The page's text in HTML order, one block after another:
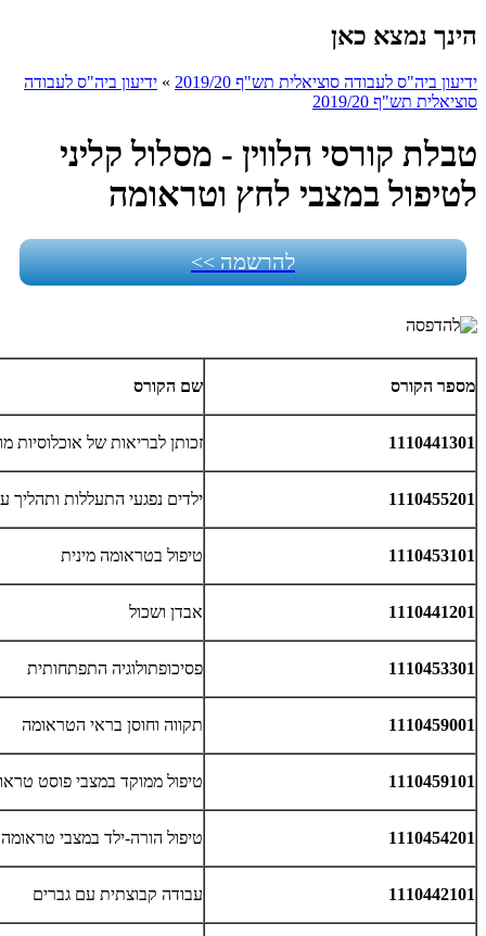
הינך נמצא כאן
ידיעון ביה"ס לעבודה סוציאלית תש"ף 2019/20 » ידיעון ביה"ס לעבודה
סוציאלית תש"ף 2019/20
טבלת קורסי הלווין - מסלול קליני
לטיפול במצבי לחץ וטראומה
להרשמה >>
מספר הקורס שם הקורס
1110441301 זכותן לבריאות של אוכלוסיות
1110455201 ילדים נפגעי התעללות ותהליך
1110453101 טיפול בטראומה מינית
1110441201 אבדן ושכול
1110453301 פסיכופתולוגיה התפתחותית
1110459001 תקווה וחוסן בראי הטראומה
1110459101 טיפול ממוקד במצבי פוסט
1110454201 טיפול הורה-ילד במצבי טראומה
1110442101 עבודה קבוצתית עם גברים